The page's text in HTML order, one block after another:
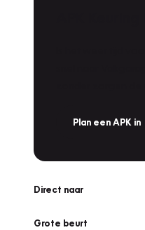
Plan een APK in
Direct naar
Grote beurt